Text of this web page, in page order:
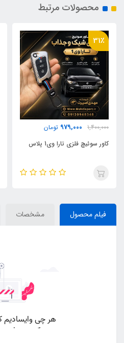
محصولات مرتبط
31٪
1,400,000
979,000 تومان
کاور سوئیچ فلزی تارا وی1 پلاس
فیلم محصول مشخصات